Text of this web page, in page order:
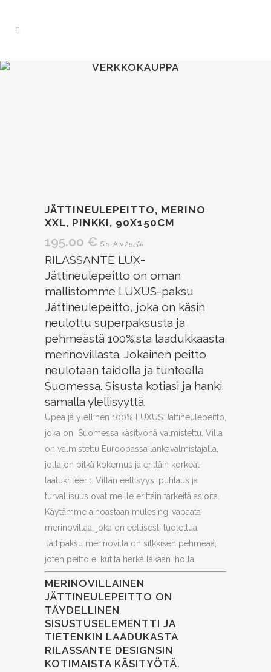
VERKKOKAUPPA
JÄTTINEULEPEITTO, MERINO
XXL, PINKKI, 90X150CM
195.00 € Sis. Alv 25,5%
RILASSANTE LUX-
Jättineulepeitto on oman
mallistomme LUXUS-paksu
Jättineulepeitto, joka on käsin
neulottu superpaksusta ja
pehmeästä 100%:sta laadukkaasta
merinovillasta. Jokainen peitto
neulotaan taidolla ja tunteella
Suomessa. Sisusta kotiasi ja hanki
samalla ylellisyyttä.
Upea ja ylellinen 100% LUXUS Jättineulepeitto,
joka on Suomessa käsityönä valmistettu. Villa
on valmistettu Euroopassa lankavalmistajalla,
jolla on pitkä kokemus ja erittäin korkeat
laatukriteerit. Villan eettisyys, puhtaus ja
turvallisuus ovat meille erittäin tärkeitä asioita.
Käytämme ainoastaan mulesing-vapaata
merinovillaa, joka on eettisesti tuotettua.
Jättipaksu merinovilla on silkkisen pehmeää,
joten peitto ei kutita herkälläkään iholla.
MERINOVILLAINEN
JÄTTINEULEPEITTO ON
TÄYDELLINEN
SISUSTUSELEMENTTI JA
TIETENKIN LAADUKASTA
RILASSANTE DESIGNSIN
KOTIMAISTA KÄSITYÖTÄ.